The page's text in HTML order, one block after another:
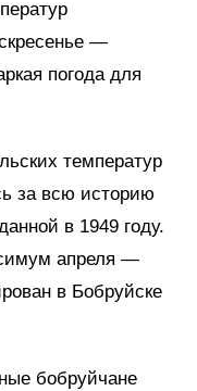
—
погода для
температур
за всю историю
в 1949 году.
апреля —
в Бобруйске
бобруйчане